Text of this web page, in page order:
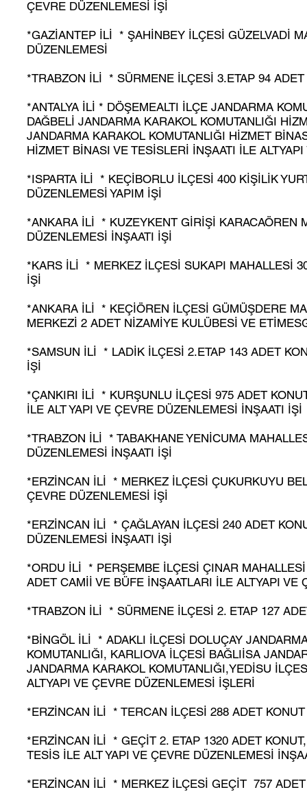
ÇEVRE DÜZENLEMESİ İŞİ
*GAZİANTEP İLİ * ŞAHİNBEY İLÇESİ GÜZELVADİ
DÜZENLEMESİ
*TRABZON İLİ * SÜRMENE İLÇESİ 3.ETAP 94
*ANTALYA İLİ * DÖŞEMEALTI İLÇE JANDARMA
DAĞBELİ JANDARMA KARAKOL KOMUTANLIĞI
JANDARMA KARAKOL KOMUTANLIĞI HİZMET
HİZMET BİNASI VE TESİSLERİ İNŞAATI İLE
*ISPARTA İLİ * KEÇİBORLU İLÇESİ 400 KİŞİLİK
DÜZENLEMESİ YAPIM İŞİ
*ANKARA İLİ * KUZEYKENT GİRİŞİ KARACAÖREN
DÜZENLEMESİ İNŞAATI İŞİ
*KARS İLİ * MERKEZ İLÇESİ SUKAPI MAHALLESİ
İŞİ
*ANKARA İLİ * KEÇİÖREN İLÇESİ GÜMÜŞDERE
MERKEZİ 2 ADET NİZAMİYE KULÜBESİ VE
*SAMSUN İLİ * LADİK İLÇESİ 2.ETAP 143 ADET
İŞİ
*ÇANKIRI İLİ * KURŞUNLU İLÇESİ 975 ADET
İLE ALT YAPI VE ÇEVRE DÜZENLEMESİ İNŞAATI İŞİ
*TRABZON İLİ * TABAKHANE YENİCUMA
DÜZENLEMESİ İNŞAATI İŞİ
*ERZİNCAN İLİ * MERKEZ İLÇESİ ÇUKURKUYU
ÇEVRE DÜZENLEMESİ İŞİ
*ERZİNCAN İLİ * ÇAĞLAYAN İLÇESİ 240 ADET
DÜZENLEMESİ İNŞAATI İŞİ
*ORDU İLİ * PERŞEMBE İLÇESİ ÇINAR
ADET CAMİİ VE BÜFE İNŞAATLARI İLE ALTYAPI
*TRABZON İLİ * SÜRMENE İLÇESİ 2. ETAP 127
*BİNGÖL İLİ * ADAKLI İLÇESİ DOLUÇAY
KOMUTANLIĞI, KARLIOVA İLÇESİ BAĞLIİSA
JANDARMA KARAKOL KOMUTANLIĞI,YEDİSU
ALTYAPI VE ÇEVRE DÜZENLEMESİ İŞLERİ
*ERZİNCAN İLİ * TERCAN İLÇESİ 288 ADET
*ERZİNCAN İLİ * GEÇİT 2. ETAP 1320 ADET
TESİS İLE ALT YAPI VE ÇEVRE DÜZENLEMESİ
*ERZİNCAN İLİ * MERKEZ İLÇESİ GEÇİT 757